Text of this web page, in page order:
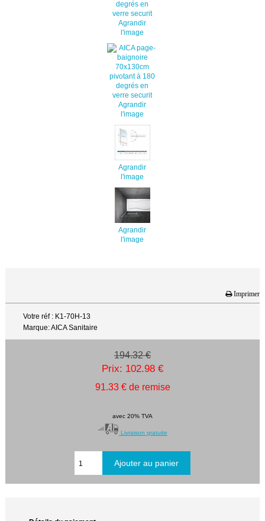
Agrandir
l'image
Agrandir
l'image
Agrandir
l'image
Agrandir
l'image
Imprimer
Votre réf : K1-70H-13
Marque: AICA Sanitaire
194.32 €
Prix: 102.98 €
91.33 € de remise
avec 20% TVA
Livraison gratuite